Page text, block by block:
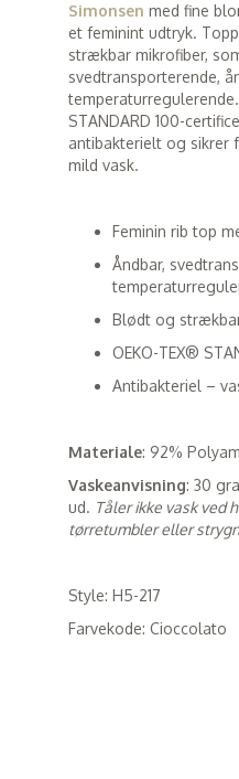
Simonsen med fine
et feminint udtryk.
strækbar mikrofiber,
svedtransporterende,
STANDARD 100-
antibakterielt og sikrer
mild vask.
Feminin rib top
Åndbar,
Blødt og
OEKO-TEX®
Antibakteriel –
Materiale: 92%
Vaskeanvisning: 30
ud. Tåler ikke vask ved
tørretumbler eller
Style: H5-217
Farvekode: Cioccolato